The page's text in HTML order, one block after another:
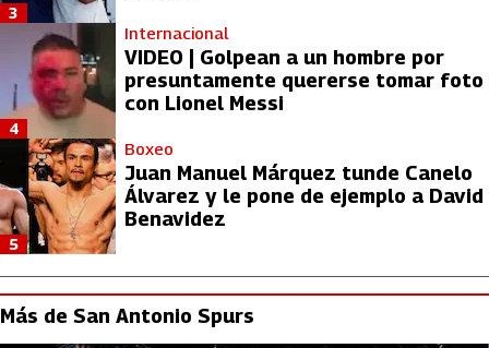
3
Internacional
VIDEO | Golpean a un hombre por
presuntamente quererse tomar foto
con Lionel Messi
4
Boxeo
Juan Manuel Márquez tunde Canelo
Álvarez y le pone de ejemplo a David
Benavidez
5
Más de San Antonio Spurs